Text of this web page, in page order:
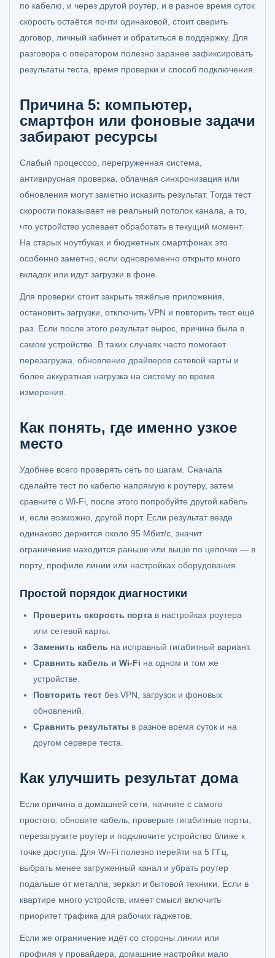
по кабелю, и через другой роутер, и в разное время суток
скорость остаётся почти одинаковой, стоит сверить
договор, личный кабинет и обратиться в поддержку. Для
разговора с оператором полезно заранее зафиксировать
результаты теста, время проверки и способ подключения.
Причина 5: компьютер,
смартфон или фоновые задачи
забирают ресурсы
Слабый процессор, перегруженная система,
антивирусная проверка, облачная синхронизация или
обновления могут заметно исказить результат. Тогда тест
скорости показывает не реальный потолок канала, а то,
что устройство успевает обработать в текущий момент.
На старых ноутбуках и бюджетных смартфонах это
особенно заметно, если одновременно открыто много
вкладок или идут загрузки в фоне.
Для проверки стоит закрыть тяжёлые приложения,
остановить загрузки, отключить VPN и повторить тест ещё
раз. Если после этого результат вырос, причина была в
самом устройстве. В таких случаях часто помогает
перезагрузка, обновление драйверов сетевой карты и
более аккуратная нагрузка на систему во время
измерения.
Как понять, где именно узкое
место
Удобнее всего проверять сеть по шагам. Сначала
сделайте тест по кабелю напрямую к роутеру, затем
сравните с Wi‑Fi, после этого попробуйте другой кабель
и, если возможно, другой порт. Если результат везде
одинаково держится около 95 Мбит/с, значит
ограничение находится раньше или выше по цепочке — в
порту, профиле линии или настройках оборудования.
Простой порядок диагностики
Проверить скорость порта в настройках роутера
или сетевой карты.
Заменить кабель на исправный гигабитный вариант.
Сравнить кабель и Wi‑Fi на одном и том же
устройстве.
Повторить тест без VPN, загрузок и фоновых
обновлений.
Сравнить результаты в разное время суток и на
другом сервере теста.
Как улучшить результат дома
Если причина в домашней сети, начните с самого
простого: обновите кабель, проверьте гигабитные порты,
перезагрузите роутер и подключите устройство ближе к
точке доступа. Для Wi‑Fi полезно перейти на 5 ГГц,
выбрать менее загруженный канал и убрать роутер
подальше от металла, зеркал и бытовой техники. Если в
квартире много устройств, имеет смысл включить
приоритет трафика для рабочих гаджетов.
Если же ограничение идёт со стороны линии или
профиля у провайдера, домашние настройки мало